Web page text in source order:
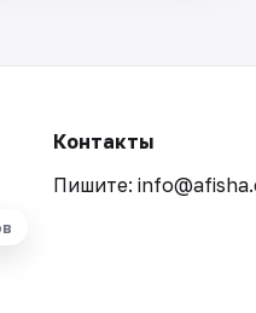
Контакты
Пишите: